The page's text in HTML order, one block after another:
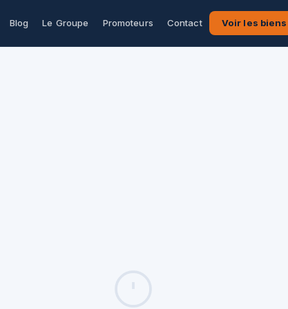
Blog Le Groupe Promoteurs Contact Voir les biens